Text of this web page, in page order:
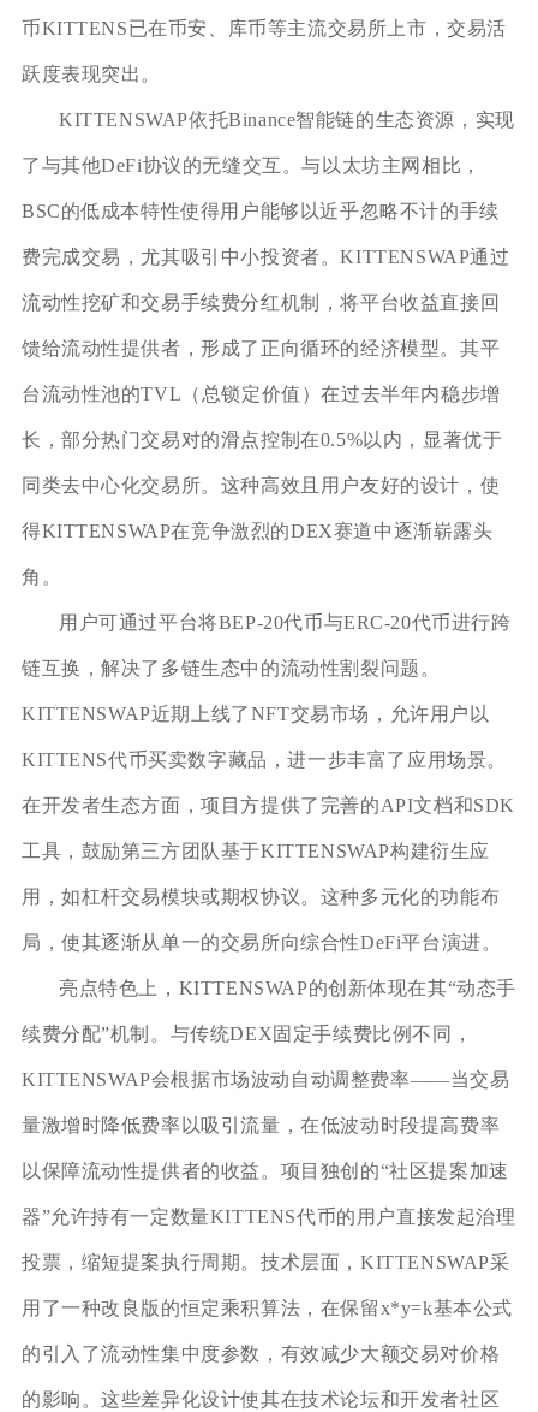
币KITTENS已在币安、库币等主流交易所上市，交易活
跃度表现突出。
KITTENSWAP依托Binance智能链的生态资源，实现
了与其他DeFi协议的无缝交互。与以太坊主网相比，
BSC的低成本特性使得用户能够以近乎忽略不计的手续
费完成交易，尤其吸引中小投资者。KITTENSWAP通过
流动性挖矿和交易手续费分红机制，将平台收益直接回
馈给流动性提供者，形成了正向循环的经济模型。其平
台流动性池的TVL（总锁定价值）在过去半年内稳步增
长，部分热门交易对的滑点控制在0.5%以内，显著优于
同类去中心化交易所。这种高效且用户友好的设计，使
得KITTENSWAP在竞争激烈的DEX赛道中逐渐崭露头
角。
用户可通过平台将BEP-20代币与ERC-20代币进行跨
链互换，解决了多链生态中的流动性割裂问题。
KITTENSWAP近期上线了NFT交易市场，允许用户以
KITTENS代币买卖数字藏品，进一步丰富了应用场景。
在开发者生态方面，项目方提供了完善的API文档和SDK
工具，鼓励第三方团队基于KITTENSWAP构建衍生应
用，如杠杆交易模块或期权协议。这种多元化的功能布
局，使其逐渐从单一的交易所向综合性DeFi平台演进。
亮点特色上，KITTENSWAP的创新体现在其“动态手
续费分配”机制。与传统DEX固定手续费比例不同，
KITTENSWAP会根据市场波动自动调整费率——当交易
量激增时降低费率以吸引流量，在低波动时段提高费率
以保障流动性提供者的收益。项目独创的“社区提案加速
器”允许持有一定数量KITTENS代币的用户直接发起治理
投票，缩短提案执行周期。技术层面，KITTENSWAP采
用了一种改良版的恒定乘积算法，在保留x*y=k基本公式
的引入了流动性集中度参数，有效减少大额交易对价格
的影响。这些差异化设计使其在技术论坛和开发者社区